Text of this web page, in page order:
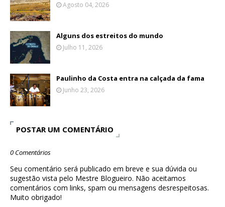
Agosto 04, 2026
Alguns dos estreitos do mundo
Julho 11, 2026
Paulinho da Costa entra na calçada da fama
Junho 23, 2026
POSTAR UM COMENTÁRIO
0 Comentários
Seu comentário será publicado em breve e sua dúvida ou
sugestão vista pelo Mestre Blogueiro. Não aceitamos
comentários com links, spam ou mensagens desrespeitosas.
Muito obrigado!